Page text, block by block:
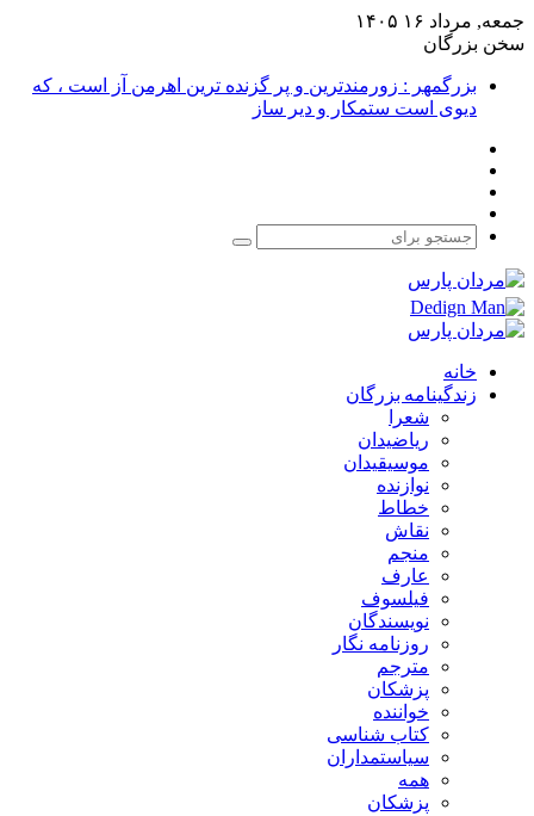
جمعه, مرداد ۱۶ ۱۴۰۵
سخن بزرگان
بزرگمهر : زورمندترین و پر گزنده ترین اهرمن آز است ، که
دیوی است ستمکار و دیر ساز
جستجو
خانه
زندگینامه بزرگان
شعرا
ریاضیدان
موسیقیدان
نوازنده
خطاط
نقاش
منجم
عارف
فیلسوف
نویسندگان
روزنامه نگار
مترجم
پزشکان
خواننده
کتاب شناسی
سیاستمداران
همه
پزشکان